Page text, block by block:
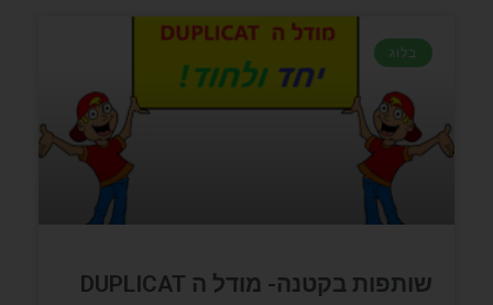
בלוג
שותפות בקטנה- מודל ה DUPLICAT